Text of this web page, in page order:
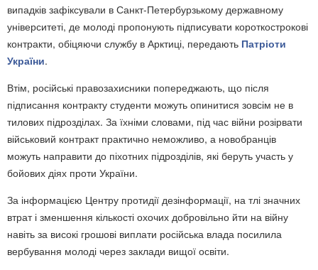
випадків зафіксували в Санкт-Петербурзькому державному
університеті, де молоді пропонують підписувати короткострокові
контракти, обіцяючи службу в Арктиці, передають Патріоти
України.
Втім, російські правозахисники попереджають, що після
підписання контракту студенти можуть опинитися зовсім не в
тилових підрозділах. За їхніми словами, під час війни розірвати
військовий контракт практично неможливо, а новобранців
можуть направити до піхотних підрозділів, які беруть участь у
бойових діях проти України.
За інформацією Центру протидії дезінформації, на тлі значних
втрат і зменшення кількості охочих добровільно йти на війну
навіть за високі грошові виплати російська влада посилила
вербування молоді через заклади вищої освіти.